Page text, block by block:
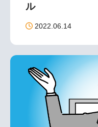
ル
2022.06.14